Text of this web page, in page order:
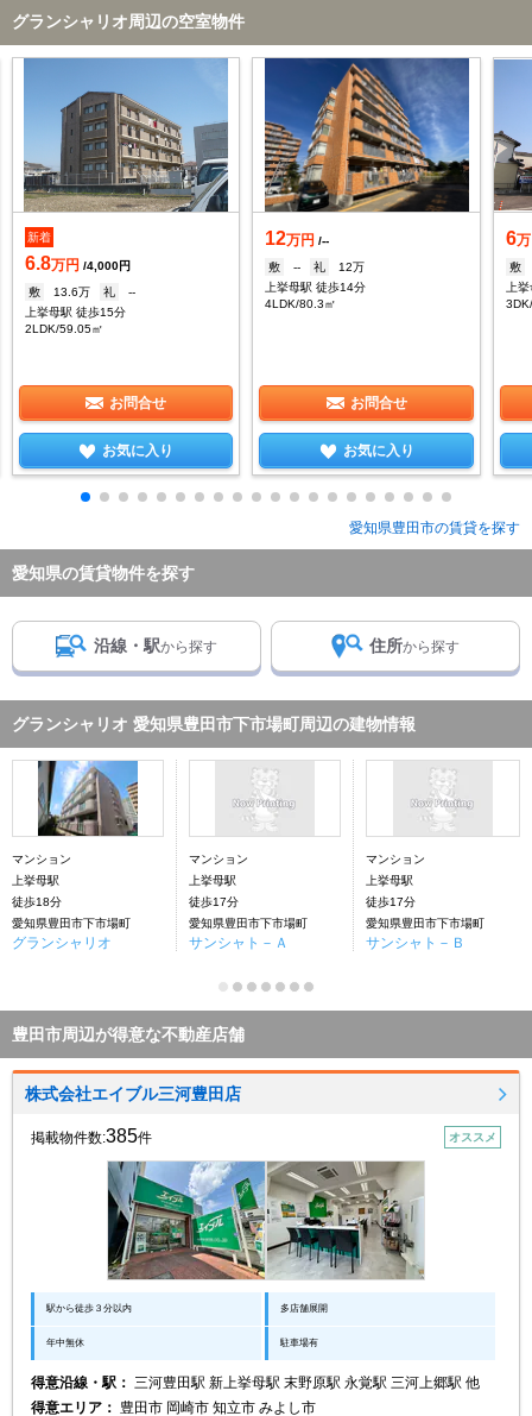
グランシャリオ周辺の空室物件
新着
6.8万円 /4,000円
敷
13.6万 礼
--
上挙母駅 徒歩15分
2LDK/59.05㎡
お問合せ
お気に入り
12万円 /--
敷
-- 礼
12万
上挙母駅 徒歩14分
4LDK/80.3㎡
お問合せ
お気に入り
6
敷
上
愛知県豊田市の賃貸を探す
愛知県の賃貸物件を探す
沿線・駅から探す 住所から探す
グランシャリオ 愛知県豊田市下市場町周辺の建物情報
マンション
上挙母駅
徒歩18分
愛知県豊田市下市場町
グランシャリオ
マンション
上挙母駅
徒歩17分
愛知県豊田市下市場町
サンシャト－Ａ
マンション
上挙母駅
徒歩17分
愛知県豊田市下市場町
サンシャト－Ｂ
豊田市周辺が得意な不動産店舗
株式会社エイブル三河豊田店
掲載物件数:385件 オススメ
駅から徒歩３分以内 多店舗展開
年中無休 駐車場有
得意沿線・駅：
三河豊田駅 新上挙母駅 末野原駅 永覚駅 三河上郷駅 他
得意エリア：
豊田市 岡崎市 知立市 みよし市